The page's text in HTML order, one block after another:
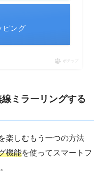
ピング
ポチップ
ミラーリングする
楽しむもう一つの方法
機能を使ってスマートフ